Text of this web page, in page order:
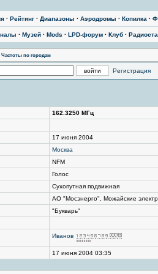
· Рейтинг · Диапазоны · Аэродромы · Копилка ·
· Музей · Mods · LPD-форум · Клуб ·
Частоты по городам
Регистрация
162.3250 МГц
17 июня 2004
Москва
NFM
Голос
Сухопутная подвижная
АО "Мосэнерго", Можайские
"Букварь"
Иванов
17 июня 2004 03:35